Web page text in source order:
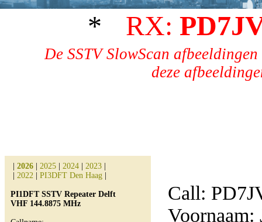
* RX:
De SSTV SlowScan
deze
2026 2025 2024 2023
2022 PI3DFT Den Haag
PI1DFT SSTV Repeater Delft
VHF 144.8875 MHz
Call:
Voornaam: